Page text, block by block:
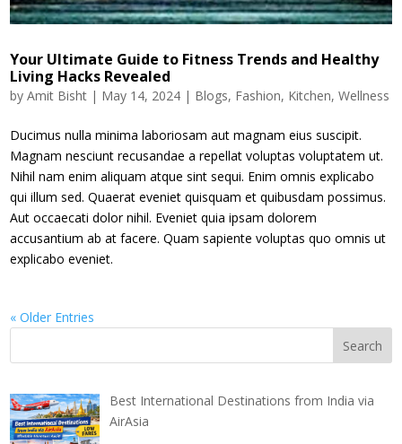
Your Ultimate Guide to Fitness Trends and Healthy
Living Hacks Revealed
byAmit Bisht | May 14, 2024 | Blogs, Fashion, Kitchen,Wellness
Ducimus nulla minima laboriosam aut magnam eius suscipit.
Magnam nesciunt recusandae a repellat voluptas voluptatem ut.
Nihil nam enim aliquam atque sint sequi. Enim omnis explicabo
qui illum sed. Quaerat eveniet quisquam et quibusdam possimus.
Aut occaecati dolor nihil. Eveniet quia ipsam dolorem
accusantium ab at facere. Quam sapiente voluptas quo omnis ut
explicabo eveniet.
« Older Entries
Best International Destinations from India via
AirAsia